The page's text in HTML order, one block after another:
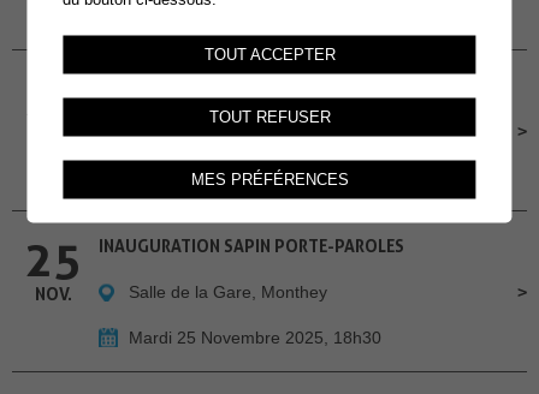
24
NOV.
Lundi 24 Novembre 2025, 19h-20h30
25
NOV.
INAUGURATION SAPIN PORTE-PAROLES
Salle de la Gare, Monthey
Mardi 25 Novembre 2025, 18h30
TOUT ACCEPTER
TOUT REFUSER
MES PRÉFÉRENCES